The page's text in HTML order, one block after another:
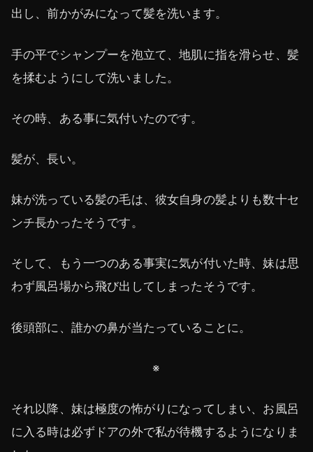
出し、前かがみになって髪を洗います。
手の平でシャンプーを泡立て、地肌に指を滑らせ、髪
を揉むようにして洗いました。
その時、ある事に気付いたのです。
髪が、長い。
妹が洗っている髪の毛は、彼女自身の髪よりも数十セ
ンチ長かったそうです。
そして、もう一つのある事実に気が付いた時、妹は思
わず風呂場から飛び出してしまったそうです。
後頭部に、誰かの鼻が当たっていることに。
※
それ以降、妹は極度の怖がりになってしまい、お風呂
に入る時は必ずドアの外で私が待機するようになりま